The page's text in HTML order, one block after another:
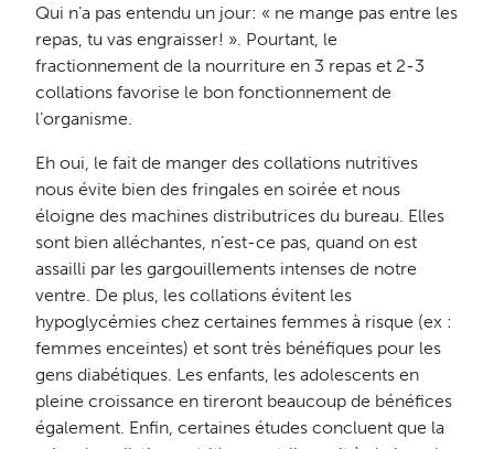
Qui n’a pas entendu un jour: « ne mange pas entre les
repas, tu vas engraisser! ». Pourtant, le
fractionnement de la nourriture en 3 repas et 2-3
collations favorise le bon fonctionnement de
l’organisme.
Eh oui, le fait de manger des collations nutritives
nous évite bien des fringales en soirée et nous
éloigne des machines distributrices du bureau. Elles
sont bien alléchantes, n’est-ce pas, quand on est
assailli par les gargouillements intenses de notre
ventre. De plus, les collations évitent les
hypoglycémies chez certaines femmes à risque (ex :
femmes enceintes) et sont très bénéfiques pour les
gens diabétiques. Les enfants, les adolescents en
pleine croissance en tireront beaucoup de bénéfices
également. Enfin, certaines études concluent que la